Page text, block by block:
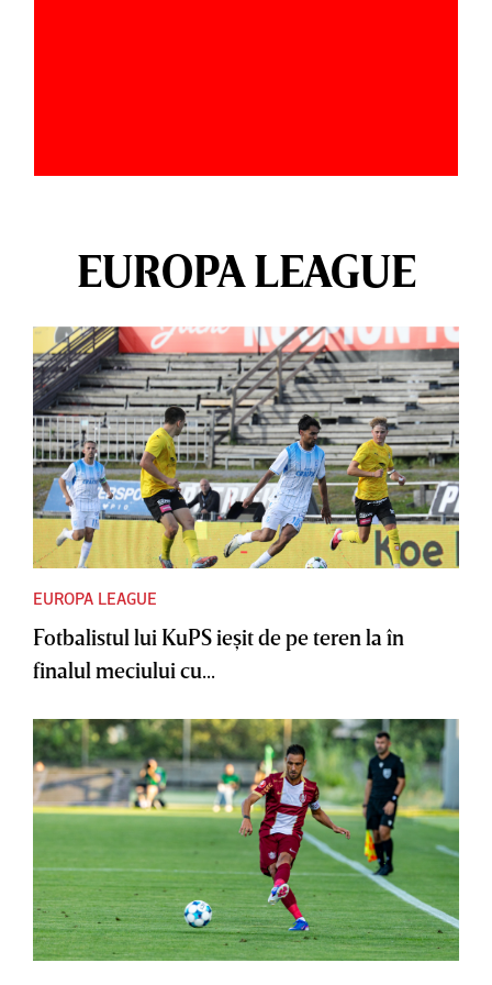
EUROPA LEAGUE
EUROPA LEAGUE
Fotbalistul lui KuPS ieşit de pe teren la în
finalul meciului cu...